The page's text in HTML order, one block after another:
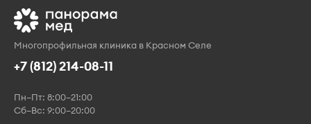
Многопрофильная клиника в Красном Селе
+7 (812) 214-08-11
Пн–Пт: 8:00–21:00
Сб–Вс: 9:00–20:00